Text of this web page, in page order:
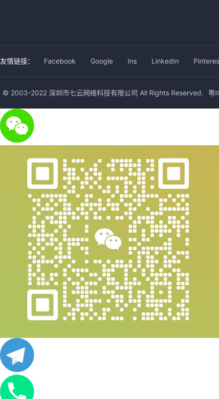
友情链接： Facebook Google Ins LinkedIn
© 2003-2022 深圳市七云网络科技有限公司 All Rights Reserved. 粤